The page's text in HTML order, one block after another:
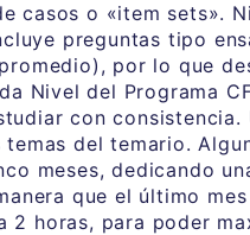
casos o «item sets».
preguntas tipo
por lo que
Nivel del Programa
con consistencia.
del temario.
meses, dedicando
que el último
2 horas, para poder